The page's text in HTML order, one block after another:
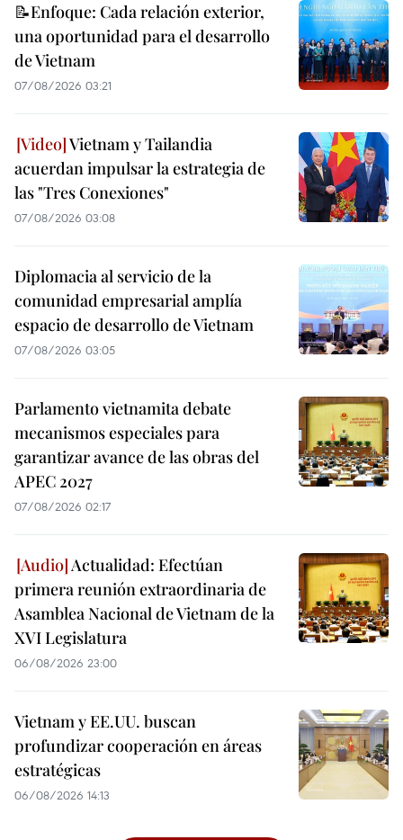
📝Enfoque: Cada relación exterior,
una oportunidad para el desarrollo
de Vietnam
07/08/2026 03:21
Vietnam y Tailandia
acuerdan impulsar la estrategia de
las "Tres Conexiones"
07/08/2026 03:08
Diplomacia al servicio de la
comunidad empresarial amplía
espacio de desarrollo de Vietnam
07/08/2026 03:05
Parlamento vietnamita debate
mecanismos especiales para
garantizar avance de las obras del
APEC 2027
07/08/2026 02:17
Actualidad: Efectúan
primera reunión extraordinaria de
Asamblea Nacional de Vietnam de la
XVI Legislatura
06/08/2026 23:00
Vietnam y EE.UU. buscan
profundizar cooperación en áreas
estratégicas
06/08/2026 14:13